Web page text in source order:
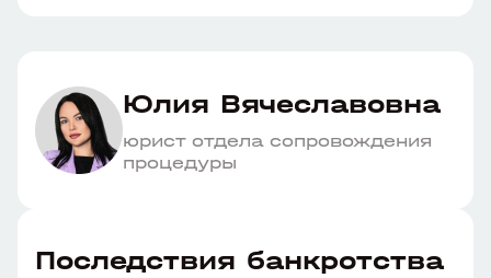
Юлия Вячеславовна
юрист отдела сопровождения
процедуры
Последствия банкротства